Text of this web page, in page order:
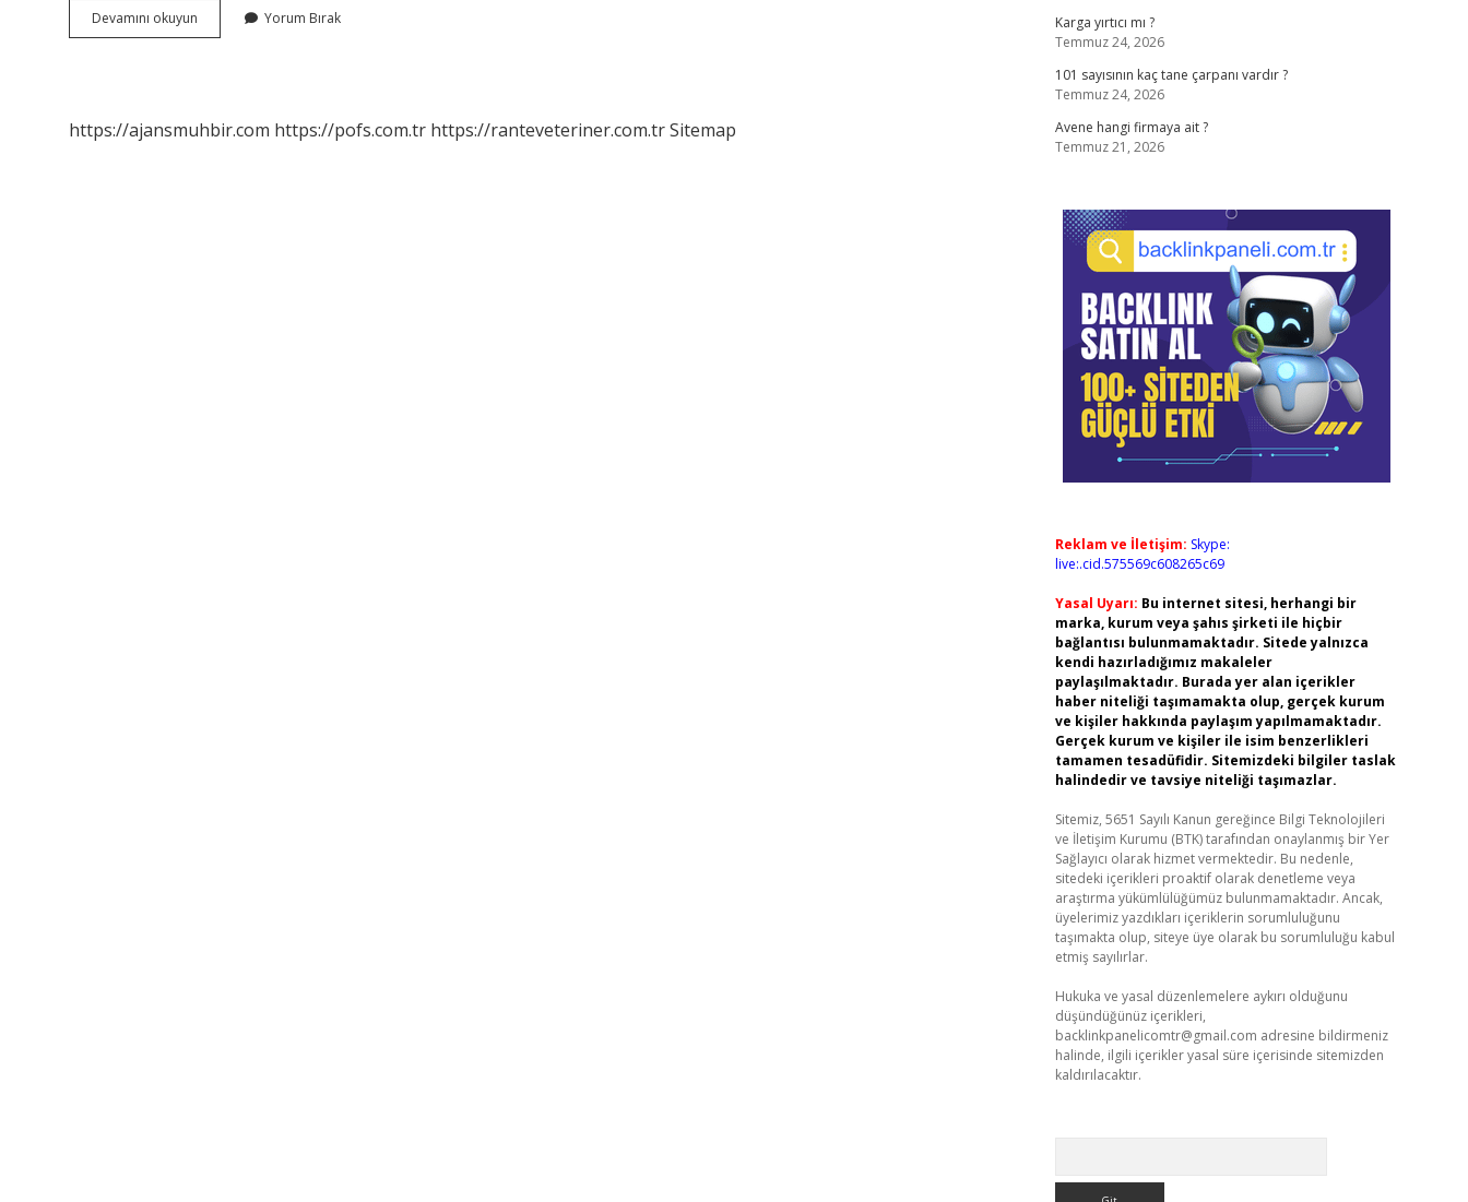
Devamını okuyun
Beslemek
Yorum Bırak
https://ajansmuhbir.com https://pofs.com.tr https://ranteveteriner.com.trSitemap
Karga yırtıcı mı ?
Temmuz 24, 2026
101 sayısının kaç tane çarpanı vardır ?
Temmuz 24, 2026
Avene hangi firmaya ait ?
Temmuz 21, 2026
Reklam ve İletişim: Skype:
live:.cid.575569c608265c69
Yasal Uyarı: Bu internet sitesi, herhangi bir
marka, kurum veya şahıs şirketi ile hiçbir
bağlantısı bulunmamaktadır. Sitede yalnızca
kendi hazırladığımız makaleler
paylaşılmaktadır. Burada yer alan içerikler
haber niteliği taşımamakta olup, gerçek kurum
ve kişiler hakkında paylaşım yapılmamaktadır.
Gerçek kurum ve kişiler ile isim benzerlikleri
tamamen tesadüfidir. Sitemizdeki bilgiler taslak
halindedir ve tavsiye niteliği taşımazlar.
Sitemiz, 5651 Sayılı Kanun gereğince Bilgi Teknolojileri
ve İletişim Kurumu (BTK) tarafından onaylanmış bir Yer
Sağlayıcı olarak hizmet vermektedir. Bu nedenle,
sitedeki içerikleri proaktif olarak denetleme veya
araştırma yükümlülüğümüz bulunmamaktadır. Ancak,
üyelerimiz yazdıkları içeriklerin sorumluluğunu
taşımakta olup, siteye üye olarak bu sorumluluğu kabul
etmiş sayılırlar.
Hukuka ve yasal düzenlemelere aykırı olduğunu
düşündüğünüz içerikleri,
backlinkpanelicomtr@gmail.com adresine bildirmeniz
halinde, ilgili içerikler yasal süre içerisinde sitemizden
kaldırılacaktır.